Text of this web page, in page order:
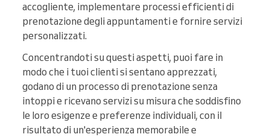
accogliente, implementare processi efficienti di
prenotazione degli appuntamenti e fornire servizi
personalizzati.
Concentrandoti su questi aspetti, puoi fare in
modo che i tuoi clienti si sentano apprezzati,
godano di un processo di prenotazione senza
intoppi e ricevano servizi su misura che soddisfino
le loro esigenze e preferenze individuali, con il
risultato di un'esperienza memorabile e